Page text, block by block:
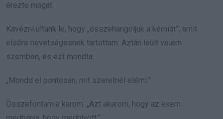
érezte magát.
Kávézni ültünk le, hogy „összehangoljuk a kémiát”, amit
elsőre nevetségesnek tartottam. Aztán leült velem
szemben, és ezt mondta:
„Mondd el pontosan, mit szeretnél elérni.”
Összefontam a karom. „Azt akarom, hogy az exem